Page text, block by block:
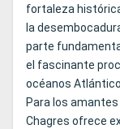
fortaleza
la
parte
el fascinante
océanos
Para los
Chagres ofrece